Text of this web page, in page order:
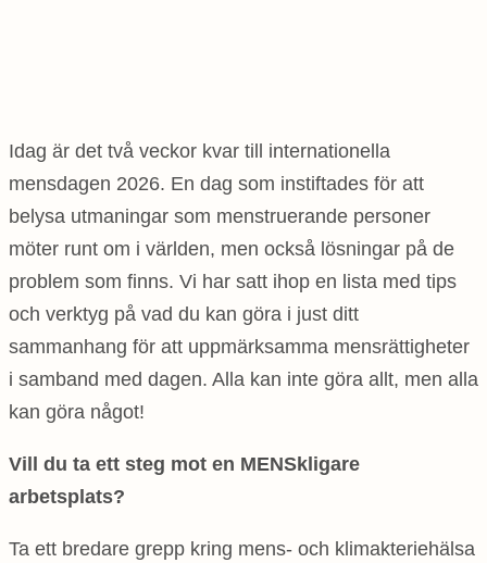
Idag är det två veckor kvar till internationella
mensdagen 2026. En dag som instiftades för att
belysa utmaningar som menstruerande personer
möter runt om i världen, men också lösningar på de
problem som finns. Vi har satt ihop en lista med tips
och verktyg på vad du kan göra i just ditt
sammanhang för att uppmärksamma mensrättigheter
i samband med dagen. Alla kan inte göra allt, men alla
kan göra något!
Vill du ta ett steg mot en MENSkligare
arbetsplats?
Ta ett bredare grepp kring mens- och klimakteriehälsa